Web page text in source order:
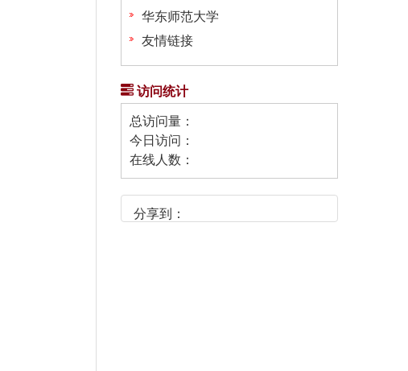
华东师范大学
友情链接
访问统计
总访问量：
今日访问：
在线人数：
分享到：